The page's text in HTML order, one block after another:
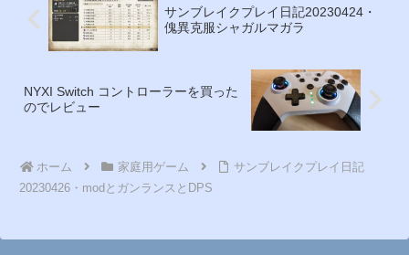
サンブレイクプレイ日記20230424・
傀異克服シャガルマガラ
NYXI Switch コントローラーを買った
のでレビュー
ホーム 家庭用ゲーム
サンブレイクプレイ日記
20230426・modとガンランスとDPS